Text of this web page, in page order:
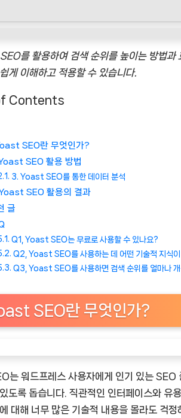
를 활용하여 검색 순위를 높이는 방법과
게 이해하고 적용할 수 있습니다.
Contents
SEO란 무엇인가?
SEO 활용 방법
3. Yoast SEO를 통한 데이터 분석
SEO 활용의 결과
글
Q1, Yoast SEO는 무료로 사용할 수 있나요?
Q2, Yoast SEO를 사용하는 데 어떤 기술적 지식이
Q3, Yoast SEO를 사용하면 검색 순위를 얼마나 개
SEO란 무엇인가?
는 워드프레스 사용자에게 인기 있는 SEO
도록 돕습니다. 직관적인 인터페이스와 유
대해 너무 많은 기술적 내용을 몰라도 걱